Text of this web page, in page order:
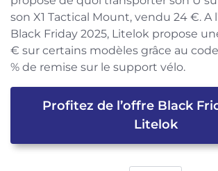
son X1 Tactical Mount, vendu 24 €. A
Black Friday 2025, Litelok propose
€ sur certains modèles grâce au code
% de remise sur le support vélo.
Profitez de l’offre Black
Litelok